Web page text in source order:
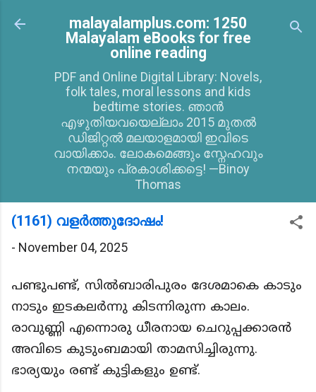
Skip to main content
malayalamplus.com: 1250
Malayalam eBooks for free
online reading
PDF and Online Digital Library: Novels,
folk tales, moral lessons and kids
bedtime stories. ഞാൻ
എഴുതിയവയെല്ലാം 2015 മുതൽ
ഡിജിറ്റൽ മലയാളമായി ഇവിടെ
വായിക്കാം. ലോകമെങ്ങും സ്നേഹവും
നന്മയും പ്രകാശിക്കട്ടെ! —Binoy
Thomas
(1161) വളർത്തുദോഷം!
- November 04, 2025
പണ്ടുപണ്ട്, സിൽബാരിപുരം ദേശമാകെ കാടും
നാടും ഇടകലർന്നു കിടന്നിരുന്ന കാലം.
രാവുണ്ണി എന്നൊരു ധീരനായ ചെറുപ്പക്കാരൻ
അവിടെ കുടുംബമായി താമസിച്ചിരുന്നു.
ഭാര്യയും രണ്ട് കുട്ടികളും ഉണ്ട്.